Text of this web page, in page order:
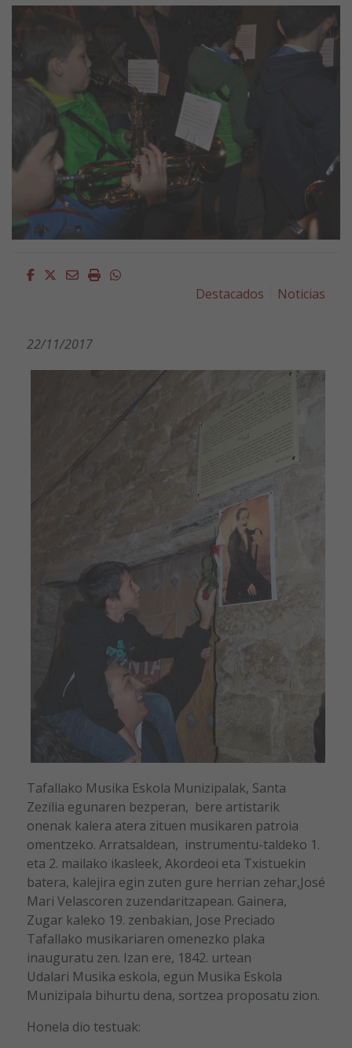
Facebook
Twitter
EmailImprimirWhatsapp
Destacados
Noticias
22/11/2017
Tafallako Musika Eskola Munizipalak, Santa
Zezilia egunaren bezperan, bere artistarik
onenak kalera atera zituen musikaren patroia
omentzeko. Arratsaldean, instrumentu-taldeko 1.
eta 2. mailako ikasleek, Akordeoi eta Txistuekin
batera, kalejira egin zuten gure herrian zehar,José
Mari Velascoren zuzendaritzapean. Gainera,
Zugar kaleko 19. zenbakian, Jose Preciado
Tafallako musikariaren omenezko plaka
inauguratu zen. Izan ere, 1842. urtean
Udalari Musika eskola, egun Musika Eskola
Munizipala bihurtu dena, sortzea proposatu zion.
Honela dio testuak: